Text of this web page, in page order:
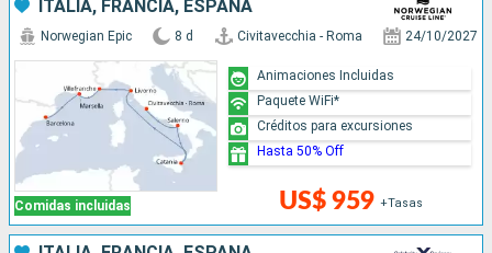
ITALIA, FRANCIA, ESPAÑA
Comidas incluidas
Norwegian Epic 8 d Civitavecchia - Roma 24/10/2027
US$ 959 +Tasas
Animaciones Incluidas
Paquete WiFi*
Créditos para excursiones
Hasta 50% Off